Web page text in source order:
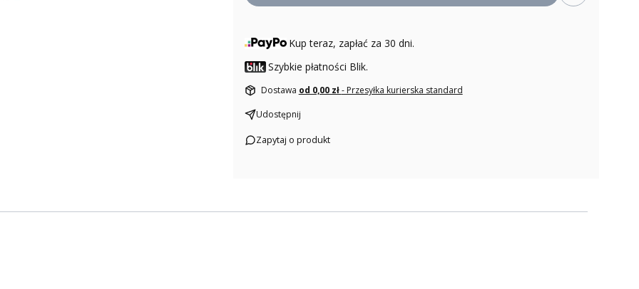
Kup teraz, zapłać za 30 dni.
Szybkie płatności Blik.
Dostawa od 0,00 zł- Przesyłka kurierska standard
Udostępnij
Zapytaj o produkt